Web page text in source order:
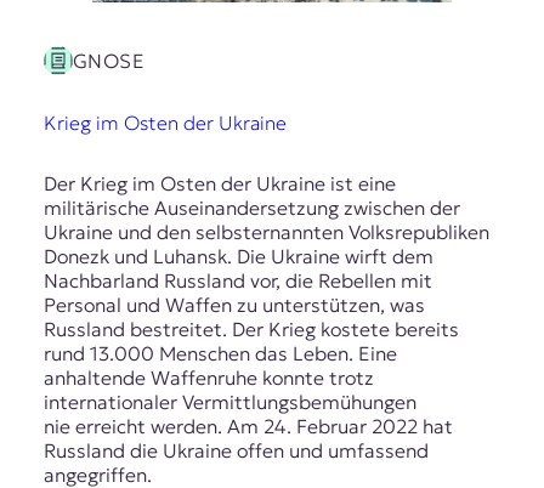
GNOSE
Krieg im Osten der Ukraine
Der Krieg im Osten der Ukraine ist eine
militärische Auseinandersetzung zwischen der
Ukraine und den selbsternannten Volksrepubliken
Donezk und Luhansk. Die Ukraine wirft dem
Nachbarland Russland vor, die Rebellen mit
Personal und Waffen zu unterstützen, was
Russland bestreitet. Der Krieg kostete bereits
rund 13.000 Menschen das Leben. Eine
anhaltende Waffenruhe konnte trotz
internationaler Vermittlungsbemühungen
nie erreicht werden. Am 24. Februar 2022 hat
Russland die Ukraine offen und umfassend
angegriffen.